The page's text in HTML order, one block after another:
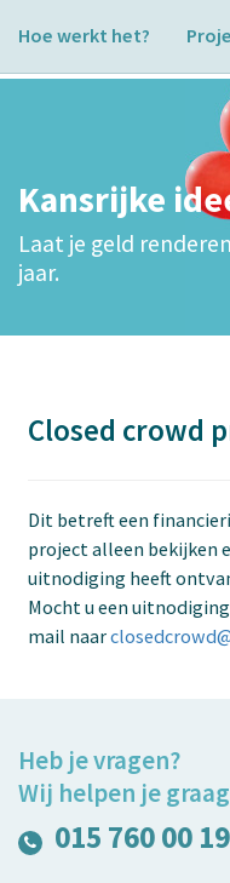
Hoe werkt het?
Kansrijke
Laat je geld
jaar.
Closed crowd
Dit betreft een
project alleen bekijken
uitnodiging heeft
Mocht u een
mail naar
Heb je vragen?
Wij helpen je
015 760 00 19